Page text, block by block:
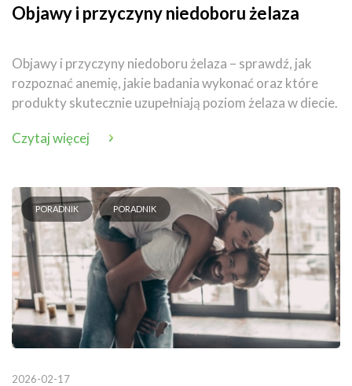
Objawy i przyczyny niedoboru żelaza
Objawy i przyczyny niedoboru żelaza – sprawdź, jak
rozpoznać anemię, jakie badania wykonać oraz które
produkty skutecznie uzupełniają poziom żelaza w diecie.
Czytaj więcej
PORADNIK PORADNIK
2026-02-17